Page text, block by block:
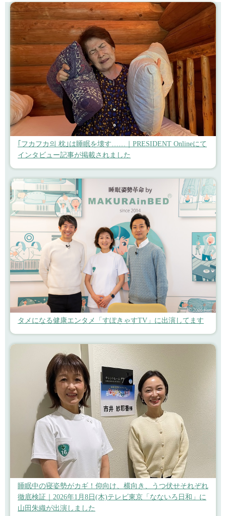
｢フカフカ의 枕｣は睡眠を壊す……｜PRESIDENT Onlineにて
インタビュー記事が掲載されました
タメになる健康エンタメ「すぽきゃすTV」に出演してます
睡眠中の寝姿勢がカギ！仰向け、横向き、うつ伏せそれぞれ
徹底検証｜2026年1月8日(木)テレビ東京「なないろ日和」に
山田朱織が出演しました